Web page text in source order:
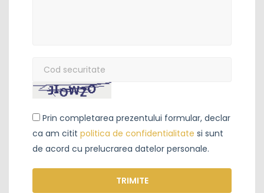
securitate
Prin completarea prezentului formular, declar
ca am citit politica de confidentialitate si sunt
de acord cu prelucrarea datelor personale.
TRIMITE